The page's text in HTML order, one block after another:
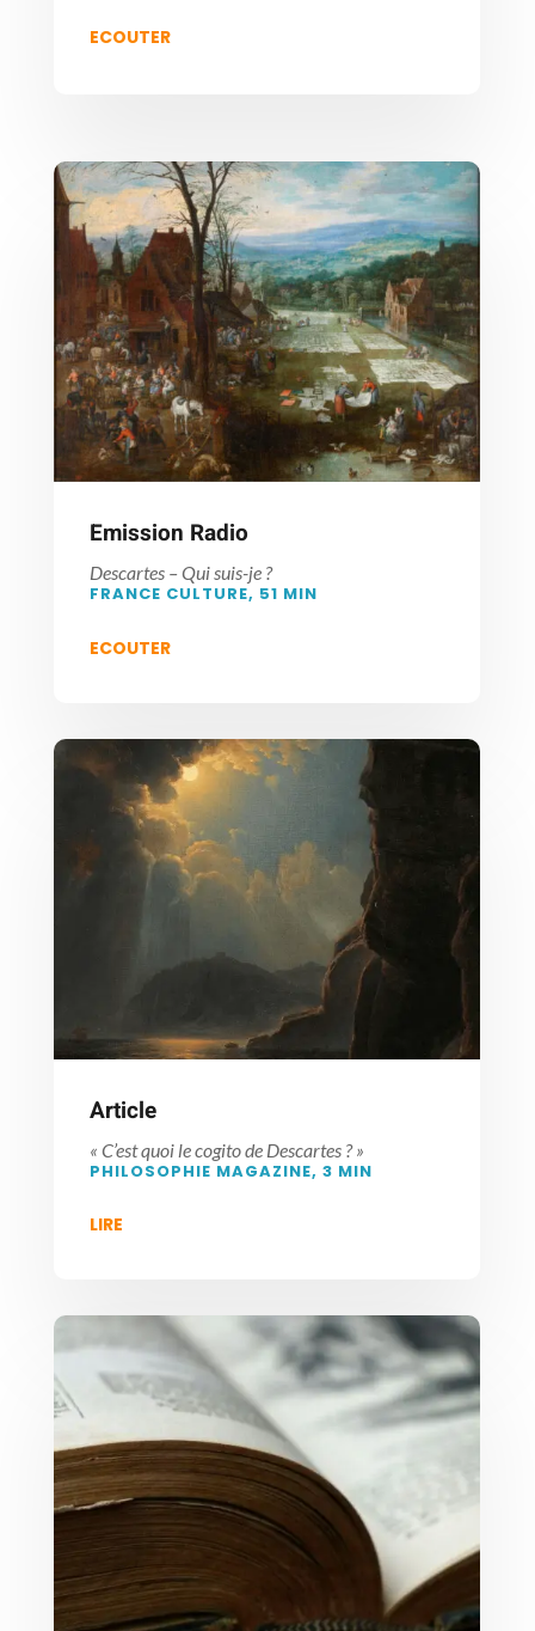
ECOUTER
Emission Radio
Descartes – Qui suis-je ?
FRANCE CULTURE, 51 MIN
ECOUTER
Article
« C’est quoi le cogito de Descartes ? »
PHILOSOPHIE MAGAZINE, 3 MIN
LIRE